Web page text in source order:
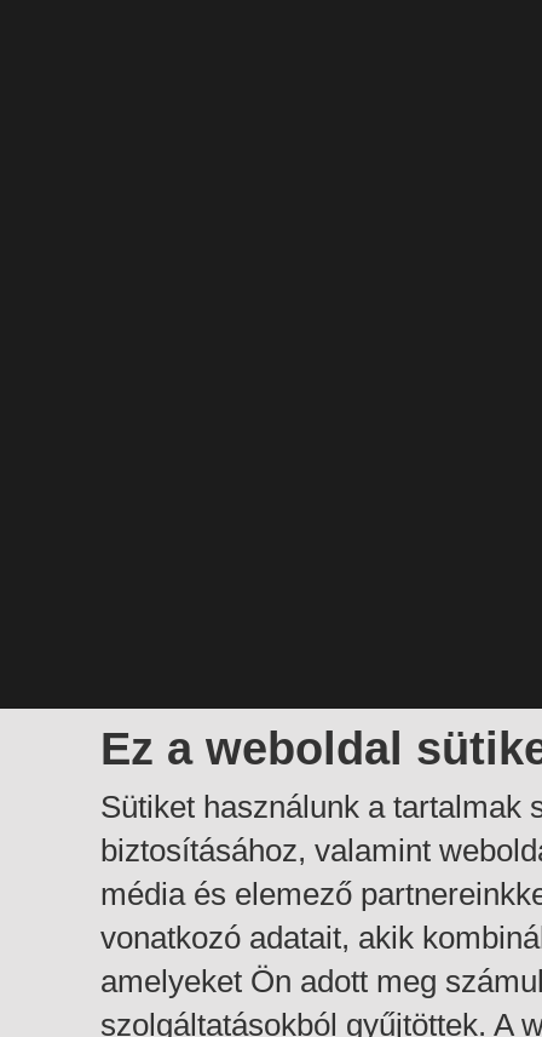
Ez a weboldal
Sütiket használunk a tartalmak
biztosításához, valamint
média és elemező
vonatkozó adatait, akik
amelyeket Ön adott meg
szolgáltatásokból gyűjtöttek. A